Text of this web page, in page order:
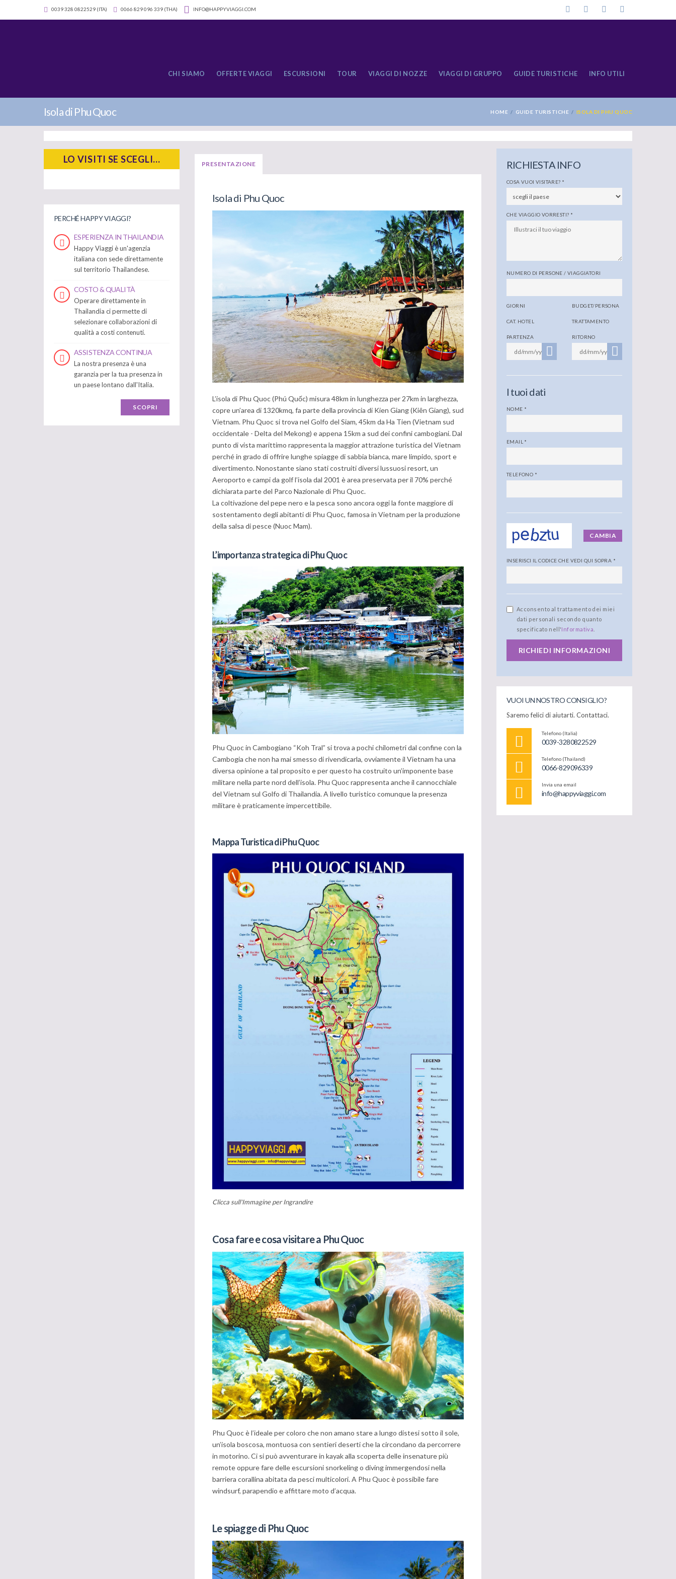
0039 328 0822529 (ITA) 0066 829 096 339 (THA) INFO@HAPPYVIAGGI.COM
CHI SIAMO OFFERTE VIAGGI ESCURSIONI TOUR VIAGGI DI NOZZE VIAGGI DI GRUPPO GUIDE TURISTICHE INFO UTILI
Isola di Phu Quoc HOME GUIDE TURISTICHE ISOLA DI PHU QUOC
PRESENTAZIONE
Isola di Phu Quoc
L’isola di Phu Quoc (Phú Quốc) misura 48km in lunghezza per 27km in larghezza,
copre un’area di 1320kmq, fa parte della provincia di Kien Giang (Kiên Giang), sud
Vietnam. Phu Quoc si trova nel Golfo del Siam, 45km da Ha Tien (Vietnam sud
occidentale - Delta del Mekong) e appena 15km a sud dei confini cambogiani. Dal
punto di vista marittimo rappresenta la maggior attrazione turistica del Vietnam
perché in grado di offrire lunghe spiagge di sabbia bianca, mare limpido, sport e
divertimento. Nonostante siano stati costruiti diversi lussuosi resort, un
Aeroporto e campi da golf l’isola dal 2001 è area preservata per il 70% perché
dichiarata parte del Parco Nazionale di Phu Quoc.
La coltivazione del pepe nero e la pesca sono ancora oggi la fonte maggiore di
sostentamento degli abitanti di Phu Quoc, famosa in Vietnam per la produzione
della salsa di pesce (Nuoc Mam).
L’importanza strategica di Phu Quoc
Phu Quoc in Cambogiano “Koh Tral” si trova a pochi chilometri dal confine con la
Cambogia che non ha mai smesso di rivendicarla, ovviamente il Vietnam ha una
diversa opinione a tal proposito e per questo ha costruito un’imponente base
militare nella parte nord dell’isola. Phu Quoc rappresenta anche il cannocchiale
del Vietnam sul Golfo di Thailandia. A livello turistico comunque la presenza
militare è praticamente impercettibile.
Mappa Turistica di Phu Quoc
Clicca sull'Immagine per Ingrandire
Cosa fare e cosa visitare a Phu Quoc
Phu Quoc è l’ideale per coloro che non amano stare a lungo distesi sotto il sole,
un’isola boscosa, montuosa con sentieri deserti che la circondano da percorrere
in motorino. Ci si può avventurare in kayak alla scoperta delle insenature più
remote oppure fare delle escursioni snorkeling o diving immergendosi nella
barriera corallina abitata da pesci multicolori. A Phu Quoc è possibile fare
windsurf, parapendio e affittare moto d’acqua.
Le spiagge di Phu Quoc
LO VISITI SE SCEGLI...
PERCHÉ HAPPY VIAGGI?
ESPERIENZA IN THAILANDIA
Happy Viaggi è un'agenzia
italiana con sede direttamente
sul territorio Thailandese.
COSTO & QUALITÀ
Operare direttamente in
Thailandia ci permette di
selezionare collaborazioni di
qualità a costi contenuti.
ASSISTENZA CONTINUA
La nostra presenza è una
garanzia per la tua presenza in
un paese lontano dall'Italia.
SCOPRI
RICHIESTA INFO
COSA VUOI VISITARE? *
CHE VIAGGIO VORRESTI? *
NUMERO DI PERSONE / VIAGGIATORI
GIORNI BUDGET/PERSONA
CAT. HOTEL TRATTAMENTO
PARTENZA RITORNO
I tuoi dati
NOME *
EMAIL *
TELEFONO *
CAMBIA
INSERISCI IL CODICE CHE VEDI QUI SOPRA *
Acconsento al trattamento dei miei
dati personali secondo quanto
specificato nell'Informativa
RICHIEDI INFORMAZIONI
VUOI UN NOSTRO CONSIGLIO?
Saremo felici di aiutarti. Contattaci.
Telefono (Italia)
0039-3280822529
Telefono (Thailand)
0066-829096339
Invia una email
info@happyviaggi.com